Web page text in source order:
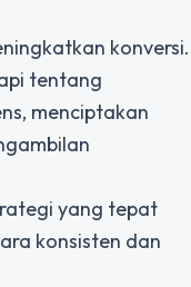
konversi.
tentang
menciptakan
yang tepat
konsisten dan